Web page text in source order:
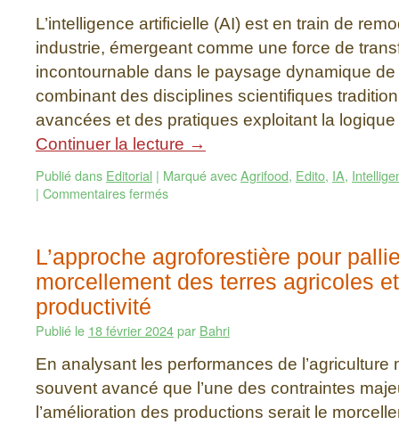
L’intelligence artificielle (AI) est en train de
industrie, émergeant comme une force de
incontournable dans le paysage dynamique de
combinant des disciplines scientifiques
avancées et des pratiques exploitant la
Continuer la lecture →
Publié dans Editorial | Marqué avecAgrifood, Edito, IA,
| Commentaires fermés
L’approche agroforestière pour
morcellement des terres agricoles
productivité
Publié le 18 février 2024par Bahri
En analysant les performances de
souvent avancé que l’une des contraintes
l’amélioration des productions serait le